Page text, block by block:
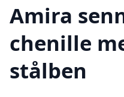
Amira
chenille
stålben